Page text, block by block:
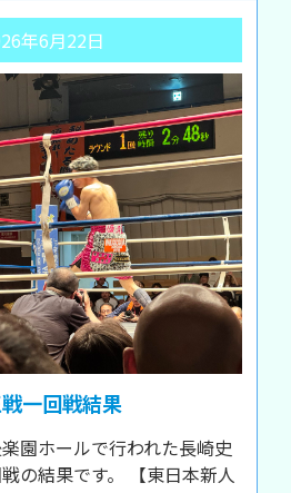
年6月22日
一回戦結果
園ホールで行われた長崎史
の結果です。 【東日本新人